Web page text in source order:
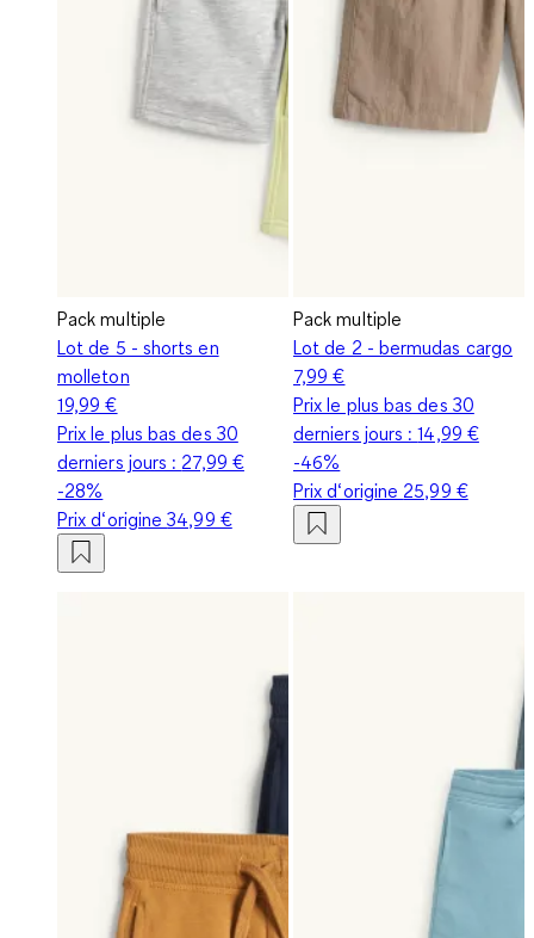
Pack multiple
Lot de 5 - shorts en
molleton
19,99 €
Prix le plus bas des 30
derniers jours : 27,99 €
-28%
Prix d‘origine34,99 €
Pack multiple
Lot de 2 - bermudas cargo
7,99 €
Prix le plus bas des 30
derniers jours :14,99 €
-46%
Prix d‘origine 25,99 €